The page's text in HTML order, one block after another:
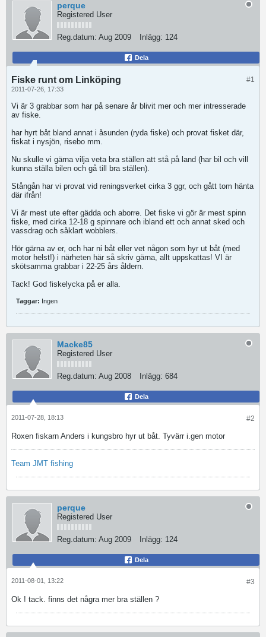
perque
Registered User
Reg.datum: Aug 2009 Inlägg: 124
Dela
#1
Fiske runt om Linköping
2011-07-26, 17:33
Vi är 3 grabbar som har på senare år blivit mer och mer intresserade
av fiske.
har hyrt båt bland annat i åsunden (ryda fiske) och provat fisket där,
fiskat i nysjön, risebo mm.
Nu skulle vi gärna vilja veta bra ställen att stå på land (har bil och vill
kunna ställa bilen och gå till bra ställen).
Stångån har vi provat vid reningsverket cirka 3 ggr, och gått tom hänta
där ifrån!
Vi är mest ute efter gädda och aborre. Det fiske vi gör är mest spinn
fiske, med cirka 12-18 g spinnare och ibland ett och annat sked och
vassdrag och såklart wobblers.
Hör gärna av er, och har ni båt eller vet någon som hyr ut båt (med
motor helst!) i närheten här så skriv gärna, allt uppskattas! VI är
skötsamma grabbar i 22-25 års åldern.
Tack! God fiskelycka på er alla.
Taggar: Ingen
Macke85
Registered User
Reg.datum: Aug 2008 Inlägg: 684
Dela
#2
2011-07-28, 18:13
Roxen fiskarn Anders i kungsbro hyr ut båt. Tyvärr i.gen motor
Team JMT fishing
perque
Registered User
Reg.datum: Aug 2009 Inlägg: 124
Dela
#3
2011-08-01, 13:22
Ok ! tack. finns det några mer bra ställen ?